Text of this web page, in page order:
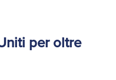
per oltre